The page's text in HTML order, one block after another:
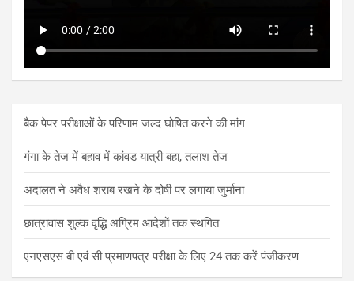
बैक पेपर परीक्षाओं के परिणाम जल्द घोषित करने की मांग
गंगा के तेज में बहाव में कांवड यात्री बहा, तलाश तेज
अदालत ने अवैध शराब रखने के दोषी पर लगाया जुर्माना
छात्रावास शुल्क वृद्धि अग्रिम आदेशों तक स्थगित
एनएसएस बी एवं सी प्रमाणपत्र परीक्षा के लिए 24 तक करें पंजीकरण